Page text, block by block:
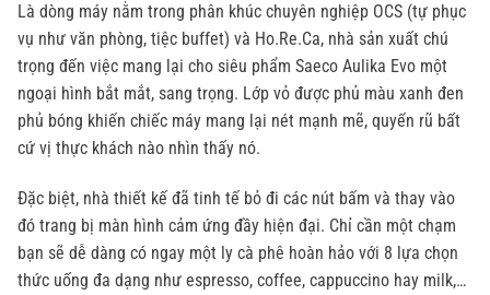
Là dòng máy nằm trong phân khúc chuyên nghiệp OCS (tự phục
vụ như văn phòng, tiệc buffet) và Ho.Re.Ca, nhà sản xuất chú
trọng đến việc mang lại cho siêu phẩm Saeco Aulika Evo một
ngoại hình bắt mắt, sang trọng. Lớp vỏ được phủ màu xanh đen
phủ bóng khiến chiếc máy mang lại nét mạnh mẽ, quyến rũ bất
cứ vị thực khách nào nhìn thấy nó.
Đặc biệt, nhà thiết kế đã tinh tế bỏ đi các nút bấm và thay vào
đó trang bị màn hình cảm ứng đầy hiện đại. Chỉ cần một chạm
bạn sẽ dễ dàng có ngay một ly cà phê hoàn hảo với 8 lựa chọn
thức uống đa dạng như espresso, coffee, cappuccino hay milk,…